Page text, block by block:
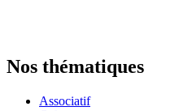
Nos thématiques
Associatif